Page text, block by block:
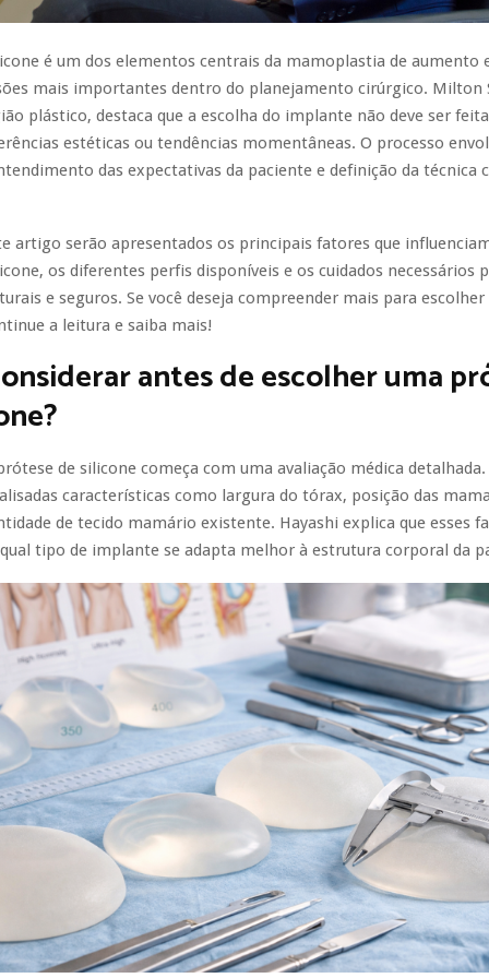
é um dos elementos centrais da mamoplastia de aumento
mais importantes dentro do planejamento cirúrgico. Milton
plástico, destaca que a escolha do implante não deve ser
estéticas ou tendências momentâneas. O processo
das expectativas da paciente e definição da técnica
artigo serão apresentados os principais fatores que
os diferentes perfis disponíveis e os cuidados necessários
e seguros. Se você deseja compreender mais para
a leitura e saiba mais!
antes de escolher uma
de silicone começa com uma avaliação médica
características como largura do tórax, posição das
de tecido mamário existente. Hayashi explica que esses
tipo de implante se adapta melhor à estrutura corporal da